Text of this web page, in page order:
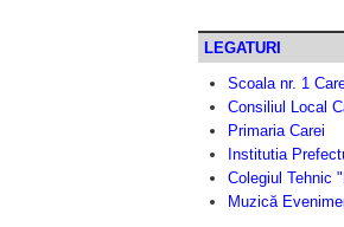
LEGATURI
Scoala nr. 1
Consiliul Local
Primaria Carei
Institutia
Colegiul Tehnic
Muzică